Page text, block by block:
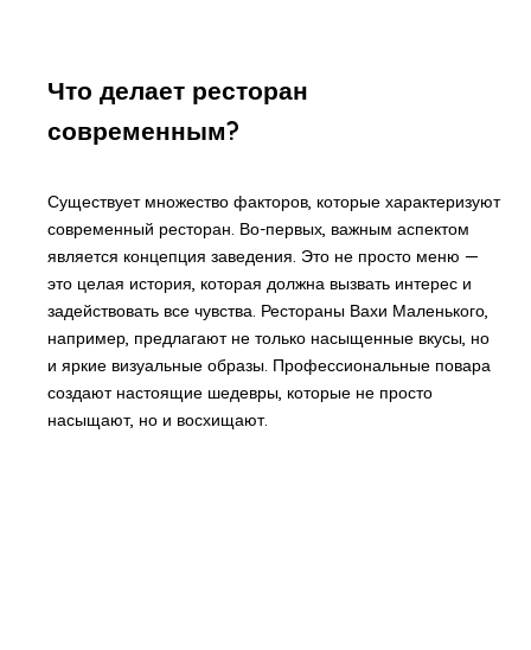
Что делает ресторан
современным?
Существует множество факторов, которые характеризуют
современный ресторан. Во-первых, важным аспектом
является концепция заведения. Это не просто меню —
это целая история, которая должна вызвать интерес и
задействовать все чувства. Рестораны Вахи Маленького,
например, предлагают не только насыщенные вкусы, но
и яркие визуальные образы. Профессиональные повара
создают настоящие шедевры, которые не просто
насыщают, но и восхищают.